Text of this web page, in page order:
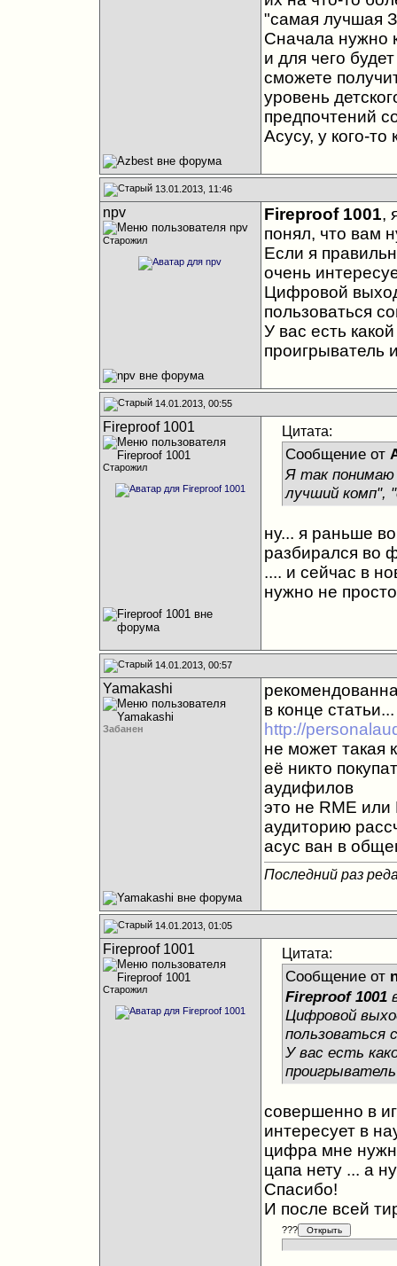
"самая лучшая
Сначала нужно
и для чего
сможете
уровень
предпочтений
Асусу, у кого-то
13.01.2013, 11:46
npv
Старожил
Fireproof 1001,
понял, что вам
Если я
очень
Цифровой
пользоваться
У вас есть
проигрыватель
14.01.2013, 00:55
Fireproof 1001
Старожил
Цитата:
Сообщение от
Я так
лучший комп",
ну... я раньше
разбирался во
.... и сейчас в
нужно не
14.01.2013, 00:57
Yamakashi
Забанен
в конце статьи...
http://
не может такая
её никто
аудифилов
это не RME
аудиторию
асус ван в
Последний раз
14.01.2013, 01:05
Fireproof 1001
Старожил
Цитата:
Сообщение от
Fireproof 1001
Цифровой
пользоваться
У вас есть
совершенно в
интересует в
цифра мне
цапа нету ... а
Спасибо!
И после всей
???